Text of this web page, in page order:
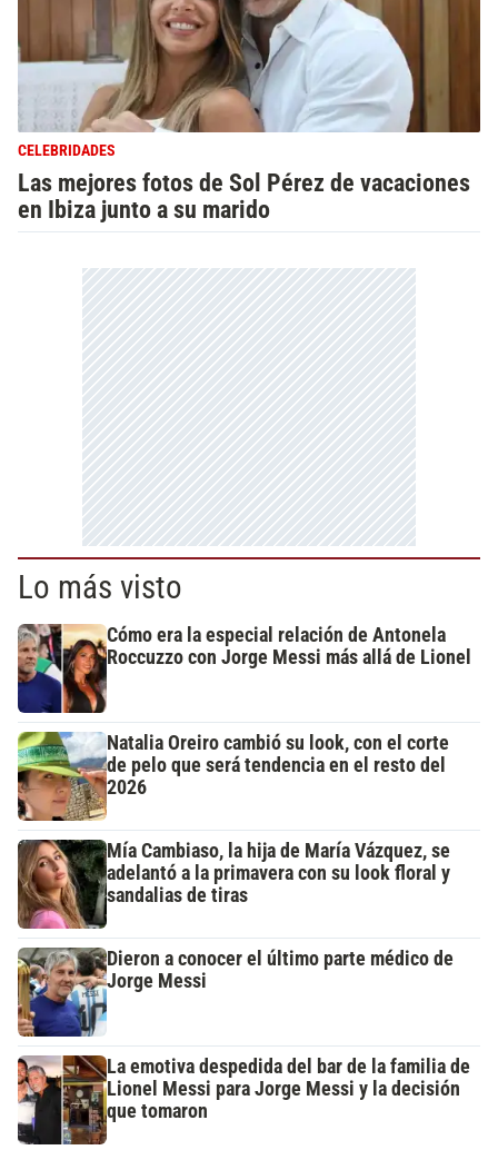
CELEBRIDADES
Las mejores fotos de Sol Pérez de vacaciones
en Ibiza junto a su marido
Lo más visto
Cómo era la especial relación de Antonela
Roccuzzo con Jorge Messi más allá de Lionel
Natalia Oreiro cambió su look, con el corte
de pelo que será tendencia en el resto del
2026
Mía Cambiaso, la hija de María Vázquez, se
adelantó a la primavera con su look floral y
sandalias de tiras
Dieron a conocer el último parte médico de
Jorge Messi
La emotiva despedida del bar de la familia de
Lionel Messi para Jorge Messi y la decisión
que tomaron